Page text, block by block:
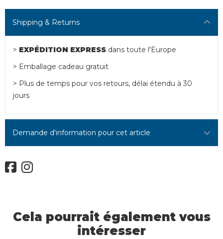
Shipping & Returns
> EXPÉDITION EXPRESS dans toute l'Europe
> Emballage cadeau gratuit
> Plus de temps pour vos retours, délai étendu à 30
jours
Demande d'information pour cet article
Cela pourrait également vous
intéresser